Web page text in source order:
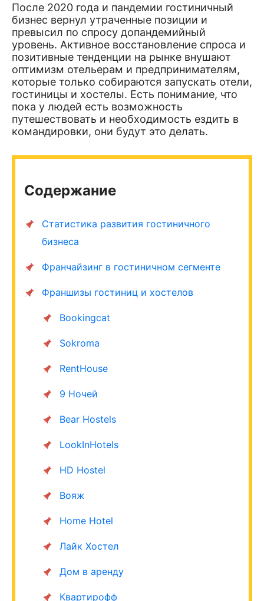
После 2020 года и пандемии гостиничный
бизнес вернул утраченные позиции и
превысил по спросу допандемийный
уровень. Активное восстановление спроса и
позитивные тенденции на рынке внушают
оптимизм отельерам и предпринимателям,
которые только собираются запускать отели,
гостиницы и хостелы. Есть понимание, что
пока у людей есть возможность
путешествовать и необходимость ездить в
командировки, они будут это делать.
Содержание
Статистика развития гостиничного
бизнеса
Франчайзинг в гостиничном сегменте
Франшизы гостиниц и хостелов
Bookingcat
Sokroma
RentHouse
9 Ночей
Bear Hostels
LookInHotels
HD Hostel
Вояж
Home Hotel
Лайк Хостел
Дом в аренду
Квартирофф